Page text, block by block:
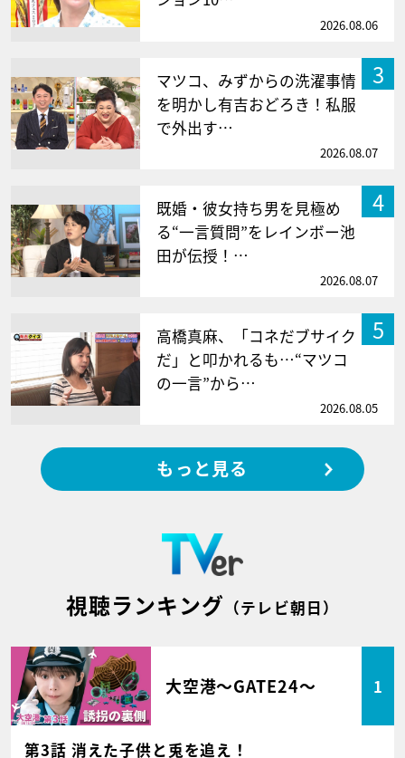
2026.08.06
3
マツコ、みずからの洗濯事情
を明かし有吉おどろき！私服
で外出す…
2026.08.07
4
既婚・彼女持ち男を見極め
る“一言質問”をレインボー池
田が伝授！…
2026.08.07
5
高橋真麻、「コネだブサイク
だ」と叩かれるも…“マツコ
の一言”から…
2026.08.05
もっと見る
視聴ランキング （テレビ朝日）
大空港～GATE24～ 1
第3話 消えた子供と兎を追え！